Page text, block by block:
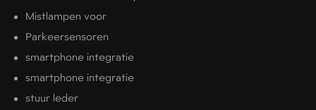
Mistlampen voor
Parkeersensoren
smartphone integratie
smartphone integratie
stuur leder